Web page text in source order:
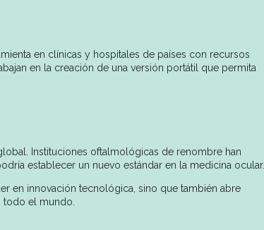
en clínicas y hospitales de países con recursos
en la creación de una versión portátil que permita
Instituciones oftalmológicas de renombre han
establecer un nuevo estándar en la medicina ocular.
en innovación tecnológica, sino que también abre
todo el mundo.